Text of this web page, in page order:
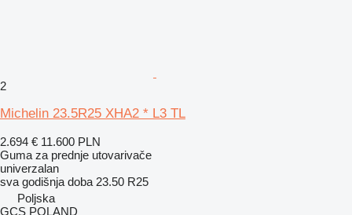
2
Michelin 23.5R25 XHA2 * L3 TL
2.694 € 11.600 PLN
Guma za prednje utovarivače
univerzalan
sva godišnja doba 23.50 R25
Poljska
GCS POLAND